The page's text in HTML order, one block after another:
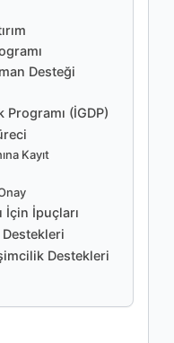
Desteği
(İGDP)
Kayıt
İçin İpuçları
Destekleri
Destekleri